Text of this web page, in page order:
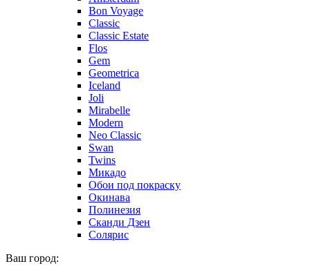
Bon Voyage
Classic
Classic Estate
Flos
Gem
Geometrica
Iceland
Joli
Mirabelle
Modern
Neo Classic
Swan
Twins
Микадо
Обои под покраску
Окинава
Полинезия
Сканди Дзен
Солярис
Ваш город: